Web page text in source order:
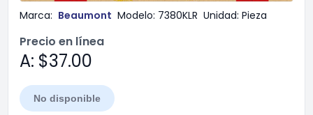
Marca: Beaumont Modelo: 7380KLR Unidad: Pieza
Precio en línea
A: $37.00
No disponible